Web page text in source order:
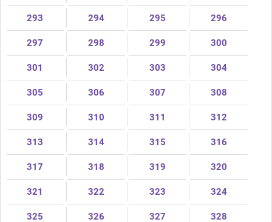
293 294 295 296
297 298 299 300
301 302 303 304
305 306 307 308
309 310 311 312
313 314 315 316
317 318 319 320
321 322 323 324
325 326 327 328